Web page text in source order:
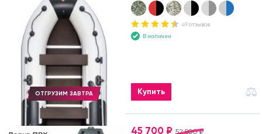
ОТГРУЗИМ ЗАВТРА
49 отзывов
В наличии
Купить
52 800 ₽
45 700 ₽